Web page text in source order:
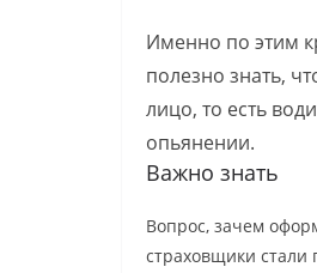
Именно по этим
полезно знать,
лицо, то есть
опьянении.
Важно знать
Вопрос, зачем
страховщики стали